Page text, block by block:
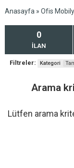
Anasayfa » Ofis
0
İLAN
Filtreler: Kategori
Arama
Lütfen arama